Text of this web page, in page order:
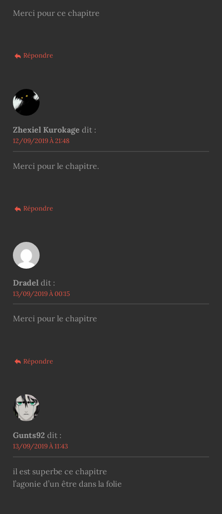
Merci pour ce chapitre
Répondre
Zhexiel Kurokage dit :
12/09/2019 À 21:48
Merci pour le chapitre.
Répondre
Dradel dit :
13/09/2019 À 00:15
Merci pour le chapitre
Répondre
Gunts92 dit :
13/09/2019 À 11:43
il est superbe ce chapitre
l’agonie d’un être dans la folie